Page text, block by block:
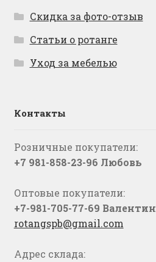
Скидка за фото-отзыв
Статьи о ротанге
Уход за мебелью
Контакты
Розничные покупатели:
+7 981-858-23-96 Любовь
Оптовые покупатели:
+7-981-705-77-69 Валентин
rotangspb@gmail.com
Адрес склада: